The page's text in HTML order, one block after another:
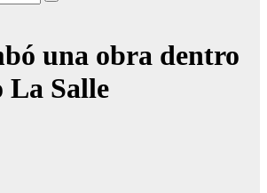
una obra dentro
La Salle